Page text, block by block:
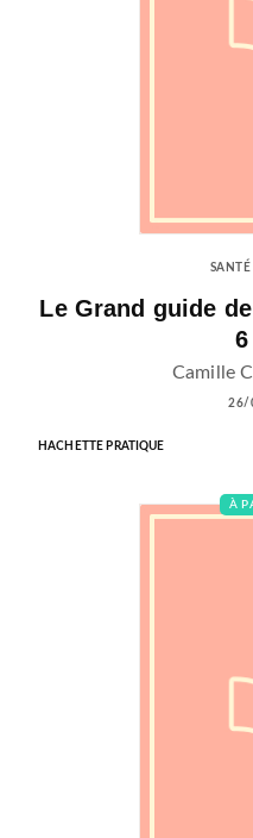
Le Grand guide
Camille
26/
HACHETTE PRATIQUE
À